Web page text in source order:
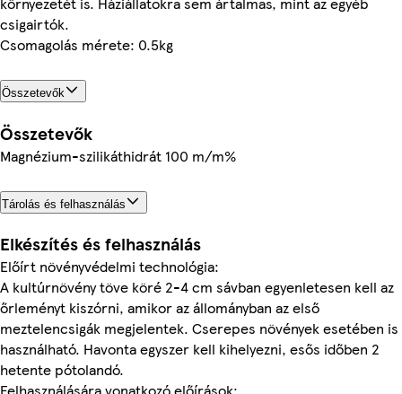
csigairtók.
Csomagolás mérete: 0.5kg
Összetevők
Összetevők
Magnézium-szilikáthidrát 100 m/m%
Tárolás és felhasználás
Elkészítés és felhasználás
Előírt növényvédelmi technológia:
A kultúrnövény töve köré 2-4 cm sávban egyenletesen kell az
őrleményt kiszórni, amikor az állományban az első
meztelencsigák megjelentek. Cserepes növények esetében is
használható. Havonta egyszer kell kihelyezni, esős időben 2
hetente pótolandó.